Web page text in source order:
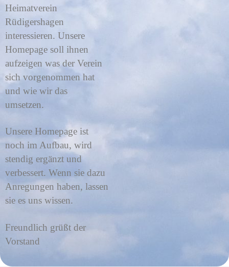
Heimatverein
Rüdigershagen
interessieren. Unsere
Homepage soll ihnen
aufzeigen was der Verein
sich vorgenommen hat
und wie wir das
umsetzen.
Unsere Homepage ist
noch im Aufbau, wird
stendig ergänzt und
verbessert. Wenn sie dazu
Anregungen haben, lassen
sie es uns wissen.
Freundlich grüßt der
Vorstand